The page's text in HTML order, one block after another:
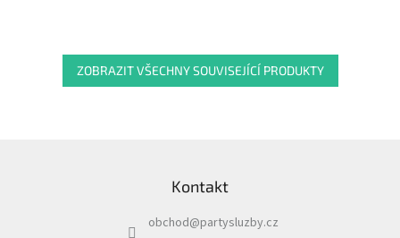
ZOBRAZIT VŠECHNY SOUVISEJÍCÍ PRODUKTY
Kontakt
obchod@partysluzby.cz